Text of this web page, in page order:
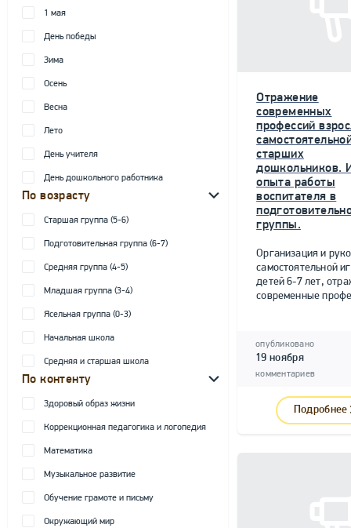
1 мая
День победы
Зима
Осень
Весна
Лето
День учителя
День дошкольного работника
По возрасту
Старшая группа (5-6)
Подготовительная группа (6-7)
Средняя группа (4-5)
Младшая группа (3-4)
Ясельная группа (0-3)
Начальная школа
Средняя и старшая школа
По контенту
Здоровый образ жизни
Коррекционная педагогика и логопедия
Математика
Музыкальное развитие
Обучение грамоте и письму
Окружающий мир
Отражение
современных
профессий
старших
дошкольников.
опыта работы
воспитателя в
группы.
Организация и
самостоятельной
детей 6-7 лет,
современные
опубликовано
19 ноября
комментариев
Подробнее